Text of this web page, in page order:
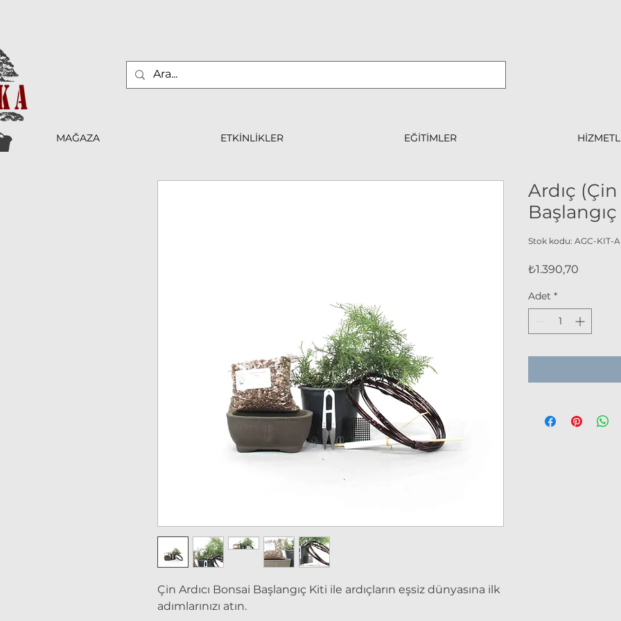
MAĞAZA ETKİNLİKLER EĞİTİMLER
Çin Ardıcı Bonsai Başlangıç Kiti ile ardıçların eşsiz dünyasına ilk
adımlarınızı atın.
Ardıç
Stok kodu: AGC-KIT-
₺1.390,70
Adet *